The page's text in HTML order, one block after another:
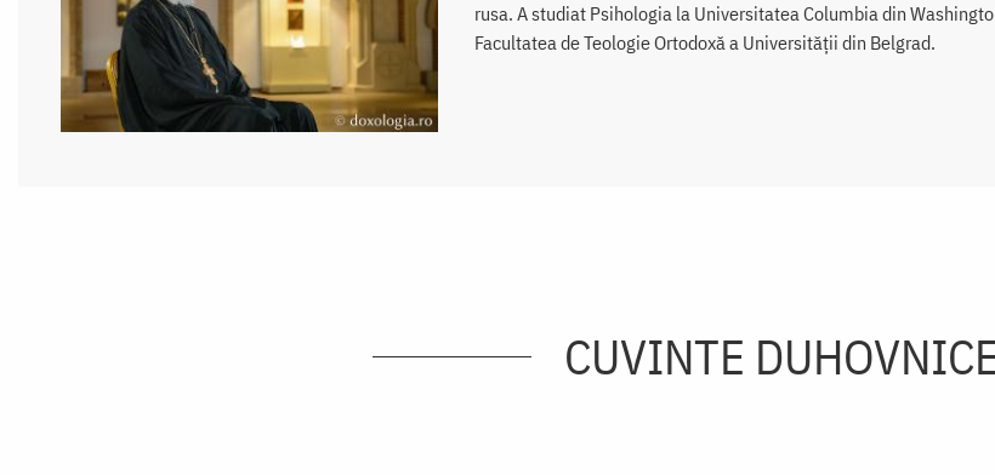
rusa. A studiat Psihologia la Universitatea Columbia din
Facultatea de Teologie Ortodoxă a Universității din Belgrad.
CUVINTE